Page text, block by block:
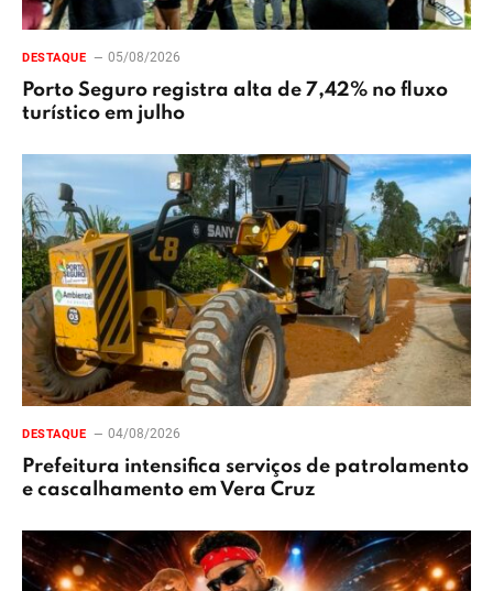
DESTAQUE 05/08/2026
Porto Seguro registra alta de 7,42% no fluxo
turístico em julho
DESTAQUE 04/08/2026
Prefeitura intensifica serviços de patrolamento
e cascalhamento em Vera Cruz